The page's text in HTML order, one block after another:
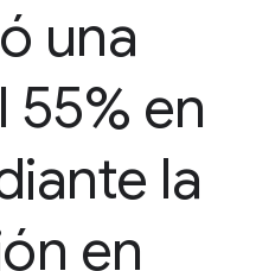
una
en
la
en